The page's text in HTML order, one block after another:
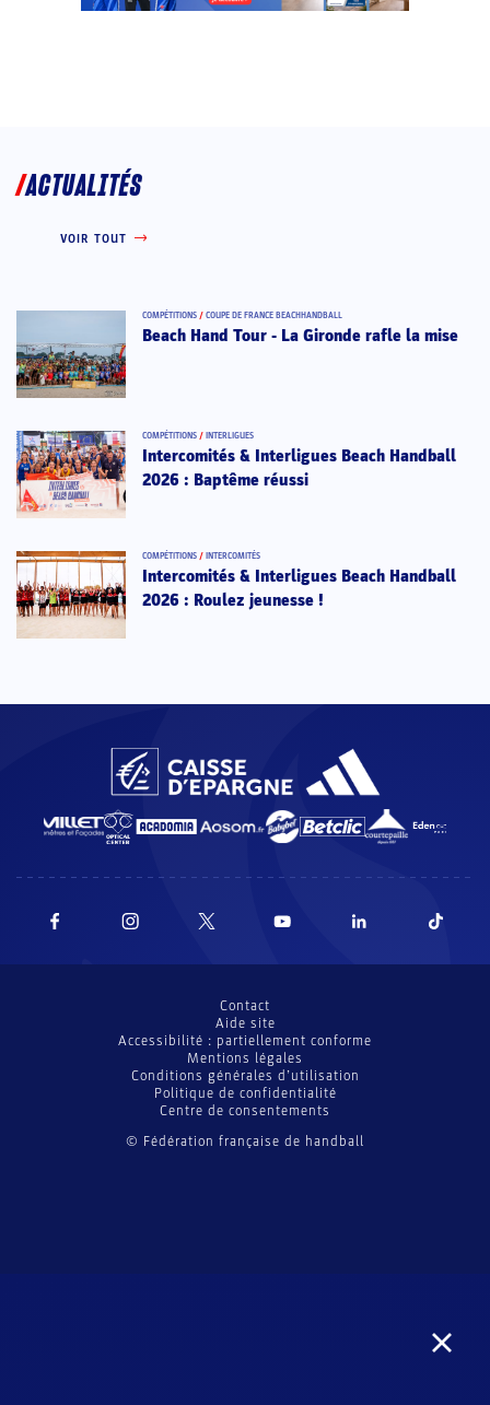
ACTUALITÉS
VOIR TOUT
COMPÉTITIONS / COUPE DE FRANCE BEACHHANDBALL
Beach Hand Tour - La Gironde rafle la mise
COMPÉTITIONS / INTERLIGUES
Intercomités & Interligues Beach Handball
2026 : Baptême réussi
COMPÉTITIONS / INTERCOMITÉS
Intercomités & Interligues Beach Handball
2026 : Roulez jeunesse !
© Fédération française de handball
Contact
Aide site
Accessibilité : partiellement conforme
Mentions légales
Conditions générales d’utilisation
Politique de confidentialité
Centre de consentements